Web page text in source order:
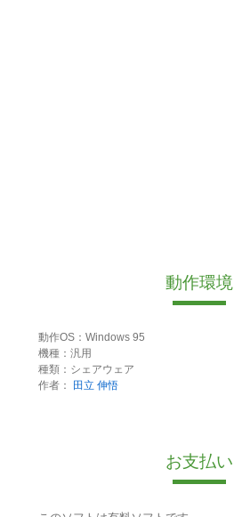
動作環境
動作OS：Windows 95
機種：汎用
種類：シェアウェア
作者：
田立 伸悟
お支払い